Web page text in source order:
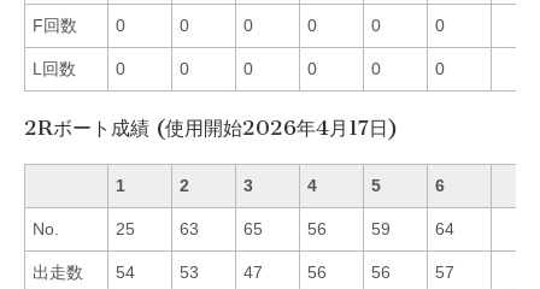
F回数 0 0 0 0 0 0
L回数 0 0 0 0 0 0
2Rボート成績 (使用開始2026年4月17日)
1 2 3 4 5 6
No. 25 63 65 56 59 64
出走数 54 53 47 56 56 57